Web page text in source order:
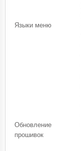
Языки меню
Обновление
прошивок